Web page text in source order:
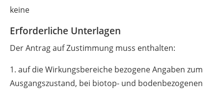
keine
Erforderliche Unterlagen
Der Antrag auf Zustimmung muss enthalten:
1. auf die Wirkungsbereiche bezogene Angaben zum
Ausgangszustand, bei biotop- und bodenbezogenen